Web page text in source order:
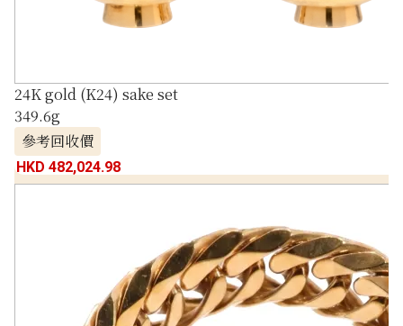
24K gold (K24) sake set
349.6g
參考回收價
HKD 482,024.98